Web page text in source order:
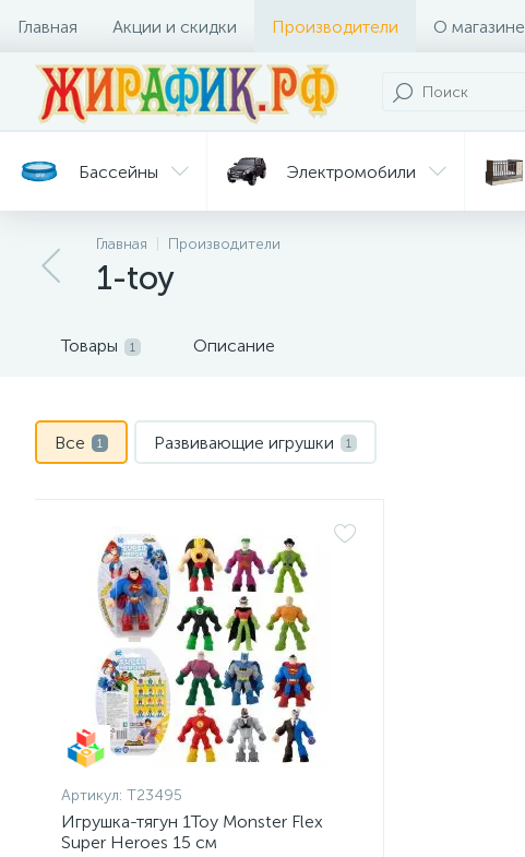
Главная Акции и скидки Производители О магазине
Бассейны Электромобили
Батуты Велосипеды
и уход
горки
Главная Производители
1-toy
Товары 1 Описание
Все 1 Развивающие игрушки 1
Артикул: Т23495
Игрушка-тягун 1Toy Monster Flex
Super Heroes 15 см